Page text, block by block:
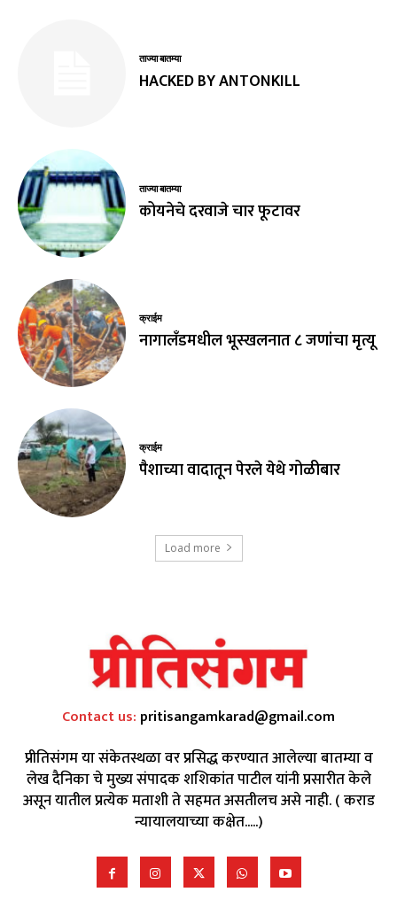
ताज्या बातम्या
HACKED BY ANTONKILL
ताज्या बातम्या
कोयनेचे दरवाजे चार फूटावर
क्राईम
नागालँडमधील भूस्खलनात ८ जणांचा मृत्यू
क्राईम
पैशाच्या वादातून पेरले येथे गोळीबार
Load more
Contact us: pritisangamkarad@gmail.com
प्रीतिसंगम या संकेतस्थळा वर प्रसिद्ध करण्यात आलेल्या बातम्या व
लेख दैनिका चे मुख्य संपादक शशिकांत पाटील यांनी प्रसारीत केले
असून यातील प्रत्येक मताशी ते सहमत असतीलच असे नाही. ( कराड
न्यायालयाच्या कक्षेत.....)